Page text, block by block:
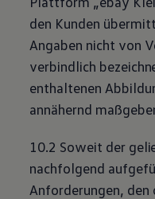
den Kunden
Angaben nicht von
verbindlich
enthaltenen
annähernd
10.2 Soweit der
nachfolgend
Anforderungen,